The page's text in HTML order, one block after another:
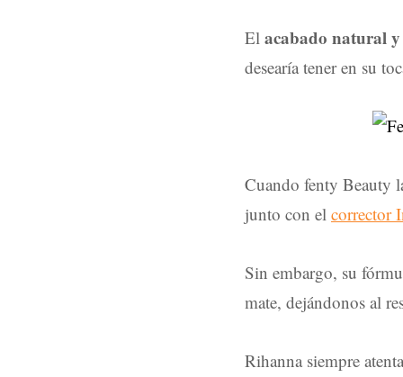
El acabado natural
desearía tener en su
Cuando fenty Beauty
junto con el corrector
Sin embargo, su
mate, dejándonos al
Rihanna siempre